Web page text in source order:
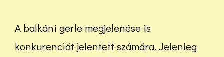
A balkáni gerle megjelenése is
konkurenciát jelentett számára. Jelenleg